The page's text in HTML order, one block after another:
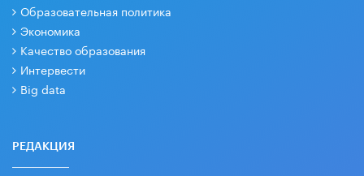
Образовательная политика
Экономика
Качество образования
Интервести
Big data
РЕДАКЦИЯ